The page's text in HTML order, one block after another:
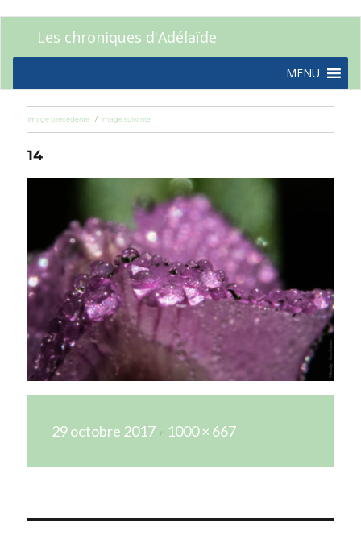
Les chroniques d'Adélaïde
MENU
Image précédente Image suivante
14
le
29 octobre 2017
réelle
1000 × 667